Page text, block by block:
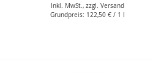
Inkl. MwSt., zzgl.Versand
Grundpreis: 122,50 € / 1 l